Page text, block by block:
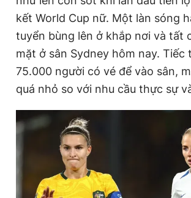
Tổng biên tập: Nguyễn Ngọc Toàn
Phó tổng biên tập thường trực: Hải Thành
Phó tổng biên tập: Lâm Hiếu Dũng
Phó tổng biên tập: Trần Việt Hưng
Tổng thư ký tòa soạn: Đức Trung
Giấy phép xuất bản số 110/GP - BTTTT cấp
© 2003-2026 Bản quyền thuộc về Báo Thanh
chép dưới mọi hình thức nếu không có sự
kết World Cup nữ. Một làn sóng
tuyển bùng lên ở khắp nơi và tất
mặt ở sân Sydney hôm nay. Tiếc
75.000 người có vé để vào sân,
quá nhỏ so với nhu cầu thực sự